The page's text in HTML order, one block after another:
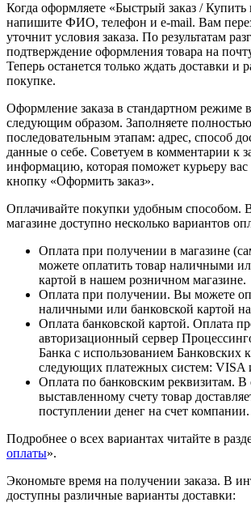
Когда оформляете «Быстрый заказ / Купить
напишите ФИО, телефон и e-mail. Вам
уточнит условия заказа. По результатам
подтверждение оформления товара на
Теперь останется только ждать доставки и
покупке.
Оформление заказа в стандартном режиме
следующим образом. Заполняете
последовательным этапам: адрес, способ
данные о себе. Советуем в комментарии к
информацию, которая поможет курьеру
кнопку «Оформить заказ».
Оплачивайте покупки удобным способом.
магазине доступно несколько вариантов
Оплата при получении в магазине
можете оплатить товар наличными
картой в нашем розничном магазине.
Оплата при получении. Вы можете
наличными или банковской картой
Оплата банковской картой. Оплата
авторизационный сервер
Банка с использованием Банковских
следующих платежных систем: VISA
Оплата по банковским реквизитам. В
выставленному счету товар
поступлении денег на счет компании.
Подробнее о всех вариантах читайте в
оплаты».
Экономьте время на получении заказа. В
доступны различные варианты доставки: